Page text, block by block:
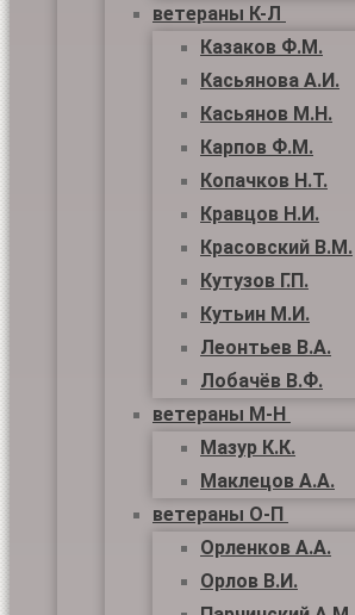
ветераны К-Л
Казаков Ф.М.
Касьянова А.И.
Касьянов М.Н.
Карпов Ф.М.
Копачков Н.Т.
Кравцов Н.И.
Красовский В.М.
Кутузов Г.П.
Кутьин М.И.
Леонтьев В.А.
Лобачёв В.Ф.
ветераны М-Н
Мазур К.К.
Маклецов А.А.
ветераны О-П
Орленков А.А.
Орлов В.И.